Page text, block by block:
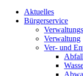
Aktuelles
Bürgerservice
Verwaltung
Ver- und